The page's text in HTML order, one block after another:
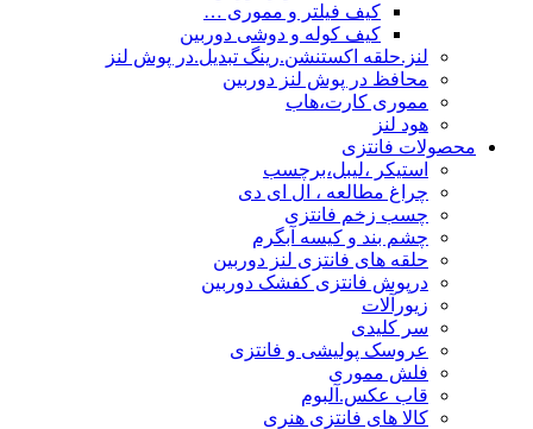
کیف فیلتر و مموری …
کیف کوله و دوشی دوربین
لنز.حلقه اکستنشن.رینگ تبدیل.در پوش لنز
محافظ در پوش لنز دوربین
مموری کارت،هاب
هود لنز
محصولات فانتزی
استیکر ،لیبل،برچسب
چراغ مطالعه ، ال ای دی
چسب زخم فانتزی
چشم بند و کیسه آبگرم
حلقه های فانتزی لنز دوربین
درپوش فانتزی کفشک دوربین
زیورآلات
سر کلیدی
عروسک پولیشی و فانتزی
فلش مموری
قاب عکس.آلبوم
کالا های فانتزی هنری